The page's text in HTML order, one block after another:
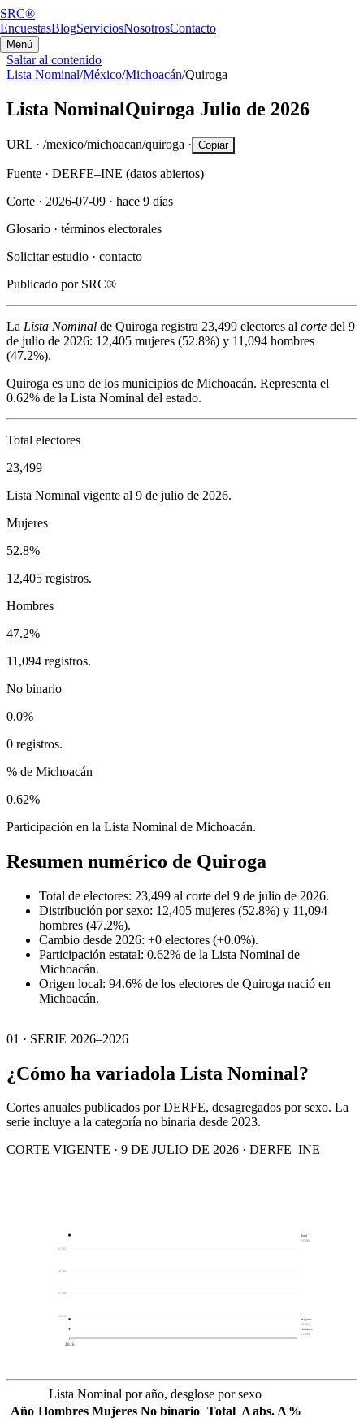
SRC®
EncuestasBlogServiciosNosotrosContacto
Menú
Saltar al contenido
Lista Nominal/México/Michoacán/Quiroga
Lista NominalQuiroga Julio de 2026
URL · /mexico/michoacan/quiroga · Copiar
Fuente · DERFE–INE (datos abiertos)
Corte · 2026-07-09 · hace 9 días
Glosario · términos electorales
Solicitar estudio · contacto
Publicado por SRC®
La Lista Nominal de Quiroga registra 23,499 electores al corte del 9
de julio de 2026: 12,405 mujeres (52.8%) y 11,094 hombres
(47.2%).
Quiroga es uno de los municipios de Michoacán. Representa el
0.62% de la Lista Nominal del estado.
Total electores
23,499
Lista Nominal vigente al 9 de julio de 2026.
Mujeres
52.8%
12,405 registros.
Hombres
47.2%
11,094 registros.
No binario
0.0%
0 registros.
% de Michoacán
0.62%
Participación en la Lista Nominal de Michoacán.
Resumen numérico de Quiroga
Total de electores: 23,499 al corte del 9 de julio de 2026.
Distribución por sexo: 12,405 mujeres (52.8%) y 11,094
hombres (47.2%).
Cambio desde 2026: +0 electores (+0.0%).
Participación estatal: 0.62% de la Lista Nominal de
Michoacán.
Origen local: 94.6% de los electores de Quiroga nació en
Michoacán.
01 · SERIE 2026–2026
¿Cómo ha variadola Lista Nominal?
Cortes anuales publicados por DERFE, desagregados por sexo. La
serie incluye a la categoría no binaria desde 2023.
CORTE VIGENTE · 9 DE JULIO DE 2026 · DERFE–INE
12,831
15,808
18,785
21,762
2026
Total
23,499
Mujeres
12,405
Hombres
11,094
Lista Nominal por año, desglose por sexo
Año Hombres Mujeres No binario Total Δ abs. Δ %